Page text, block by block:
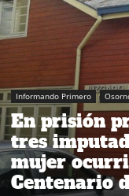
Informando Primero
En prisión
tres
mujer
Centenario